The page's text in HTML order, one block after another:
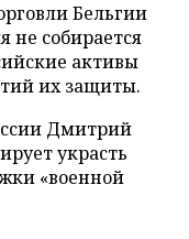
Бельгии
не собирается
активы
их защиты.
Дмитрий
украсть
«военной